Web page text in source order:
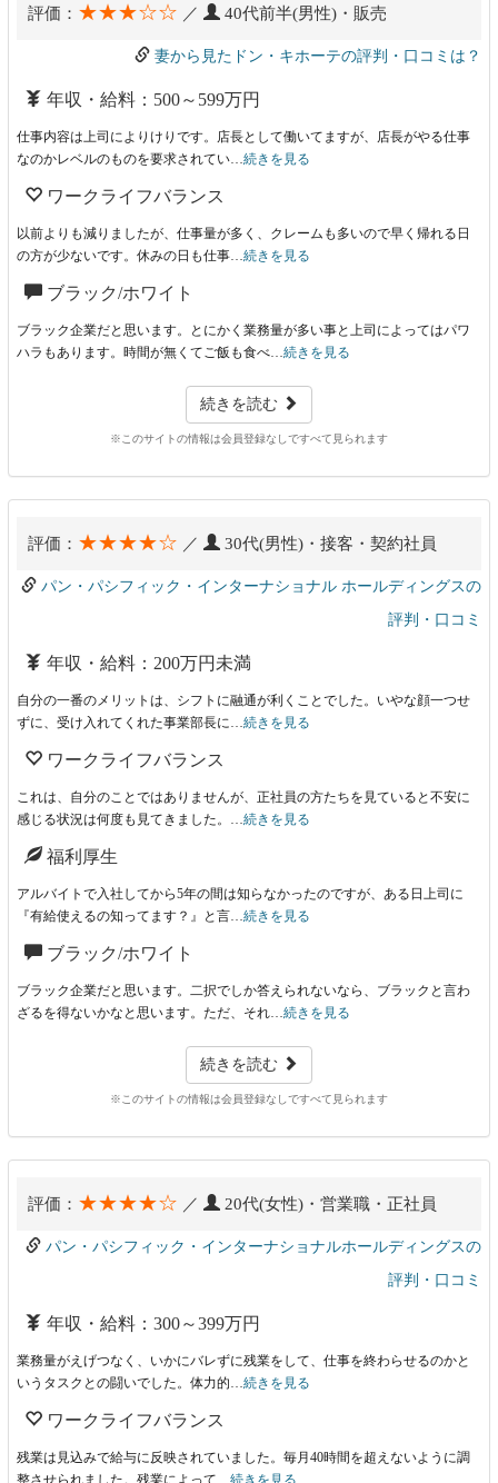
評価： ★★★☆☆ ／ 40代前半(男性)・販売
妻から見たドン・キホーテの評判・口コミは？
年収・給料：500～599万円
仕事内容は上司によりけりです。店長として働いてますが、店長がやる仕事
なのかレベルのものを要求されてい…続きを見る
ワークライフバランス
以前よりも減りましたが、仕事量が多く、クレームも多いので早く帰れる日
の方が少ないです。休みの日も仕事…続きを見る
ブラック/ホワイト
ブラック企業だと思います。とにかく業務量が多い事と上司によってはパワ
ハラもあります。時間が無くてご飯も食べ…続きを見る
続きを読む
※このサイトの情報は会員登録なしですべて見られます
評価： ★★★★☆ ／ 30代(男性)・接客・契約社員
パン・パシフィック・インターナショナル ホールディングスの
評判・口コミ
年収・給料：200万円未満
自分の一番のメリットは、シフトに融通が利くことでした。いやな顔一つせ
ずに、受け入れてくれた事業部長に…続きを見る
ワークライフバランス
これは、自分のことではありませんが、正社員の方たちを見ていると不安に
感じる状況は何度も見てきました。…続きを見る
福利厚生
アルバイトで入社してから5年の間は知らなかったのですが、ある日上司に
『有給使えるの知ってます？』と言…続きを見る
ブラック/ホワイト
ブラック企業だと思います。二択でしか答えられないなら、ブラックと言わ
ざるを得ないかなと思います。ただ、それ…続きを見る
続きを読む
※このサイトの情報は会員登録なしですべて見られます
評価： ★★★★☆ ／ 20代(女性)・営業職・正社員
パン・パシフィック・インターナショナルホールディングスの
評判・口コミ
年収・給料：300～399万円
業務量がえげつなく、いかにバレずに残業をして、仕事を終わらせるのかと
いうタスクとの闘いでした。体力的…続きを見る
ワークライフバランス
残業は見込みで給与に反映されていました。毎月40時間を超えないように調
整させられました。残業によって… 続きを見る